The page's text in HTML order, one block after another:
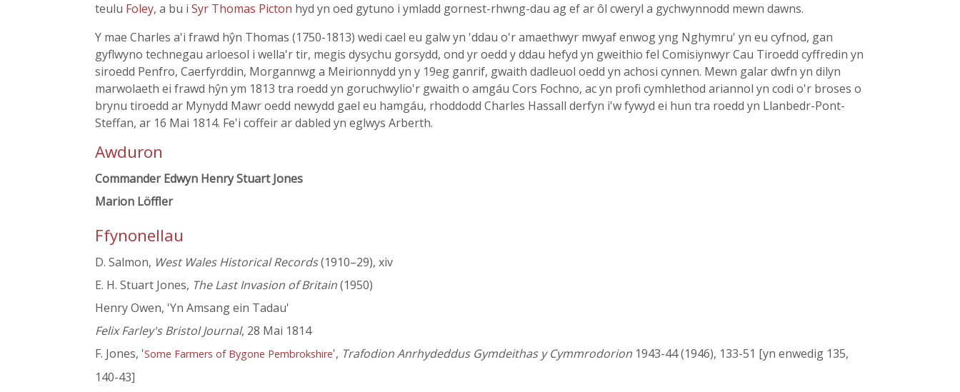
teulu Foley, a bu i Syr Thomas Picton hyd yn oed gytuno i ymladd gornest-rhwng-dau ag ef ar ôl cweryl a gychwynnodd mewn dawns.
Y mae Charles a'i frawd hŷn Thomas (1750-1813) wedi cael eu galw yn 'ddau o'r amaethwyr mwyaf enwog yng Nghymru' yn eu cyfnod, gan
gyflwyno technegau arloesol i wella'r tir, megis dysychu gorsydd, ond yr oedd y ddau hefyd yn gweithio fel Comisiynwyr Cau Tiroedd cyffredin yn
siroedd Penfro, Caerfyrddin, Morgannwg a Meirionnydd yn y 19eg ganrif, gwaith dadleuol oedd yn achosi cynnen. Mewn galar dwfn yn dilyn
marwolaeth ei frawd hŷn ym 1813 tra roedd yn goruchwylio'r gwaith o amgáu Cors Fochno, ac yn profi cymhlethod ariannol yn codi o'r broses o
brynu tiroedd ar Mynydd Mawr oedd newydd gael eu hamgáu, rhoddodd Charles Hassall derfyn i'w fywyd ei hun tra roedd yn Llanbedr-Pont-
Steffan, ar 16 Mai 1814. Fe'i coffeir ar dabled yn eglwys Arberth.
Awduron
Commander Edwyn Henry Stuart Jones
Marion Löffler
Ffynonellau
D. Salmon, West Wales Historical Records(1910–29), xiv
E. H. Stuart Jones, The Last Invasion of Britain(1950)
Henry Owen, 'Yn Amsang ein Tadau'
Felix Farley's Bristol Journal, 28 Mai 1814
F. Jones, 'Some Farmers of Bygone Pembrokshire', Trafodion Anrhydeddus Gymdeithas y Cymmrodorion 1943-44 (1946), 133-51 [yn enwedig 135,
140-43]